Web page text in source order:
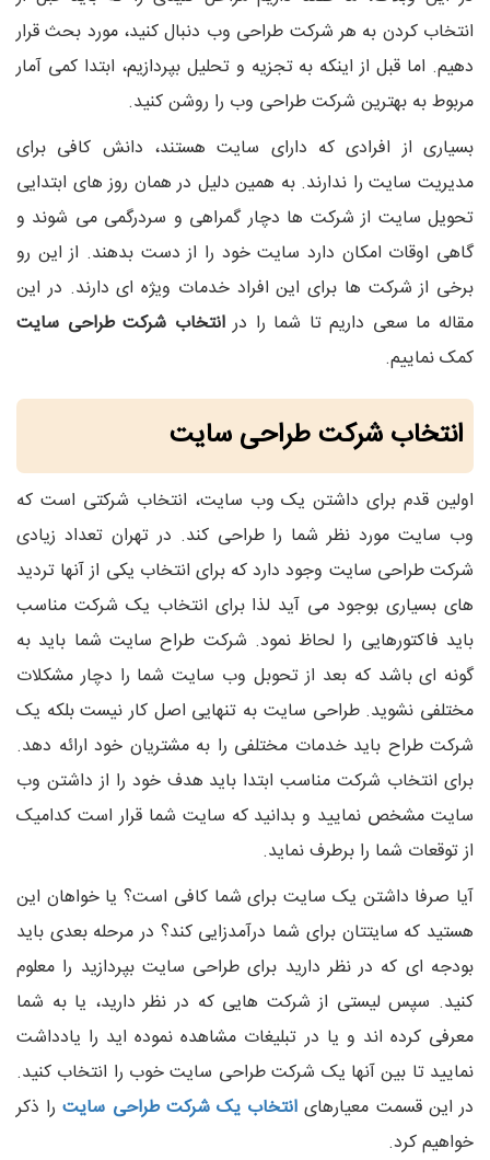
انتخاب کردن به هر شرکت طراحی وب دنبال کنید، مورد بحث قرار
دهیم. اما قبل از اینکه به تجزیه و تحلیل بپردازیم، ابتدا کمی آمار
مربوط به بهترین شرکت طراحی وب را روشن کنید.
بسیاری از افرادی که دارای سایت هستند، دانش کافی برای
مدیریت سایت را ندارند. به همین دلیل در همان روز های ابتدایی
تحویل سایت از شرکت ها دچار گمراهی و سردرگمی می شوند و
گاهی اوقات امکان دارد سایت خود را از دست بدهند. از این رو
برخی از شرکت ها برای این افراد خدمات ویژه ای دارند. در این
مقاله ما سعی داریم تا شما را درانتخاب شرکت طراحی سایت
کمک نماییم.
انتخاب شرکت طراحی سایت
اولین قدم برای داشتن یک وب سایت، انتخاب شرکتی است که
وب سایت مورد نظر شما را طراحی کند. در تهران تعداد زیادی
شرکت طراحی سایت وجود دارد که برای انتخاب یکی از آنها تردید
های بسیاری بوجود می آید لذا برای انتخاب یک شرکت مناسب
باید فاکتورهایی را لحاظ نمود. شرکت طراح سایت شما باید به
گونه ای باشد که بعد از تحوبل وب سایت شما را دچار مشکلات
مختلفی نشوید. طراحی سایت به تنهایی اصل کار نیست بلکه یک
شرکت طراح باید خدمات مختلفی را به مشتریان خود ارائه دهد.
برای انتخاب شرکت مناسب ابتدا باید هدف خود را از داشتن وب
سایت مشخص نمایید و بدانید که سایت شما قرار است کدامیک
از توقعات شما را برطرف نماید.
آیا صرفا داشتن یک سایت برای شما کافی است؟ یا خواهان این
هستید که سایتتان برای شما درآمدزایی کند؟ در مرحله بعدی باید
بودجه ای که در نظر دارید برای طراحی سایت بپردازید را معلوم
کنید. سپس لیستی از شرکت هایی که در نظر دارید، یا به شما
معرفی کرده اند و یا در تبلیغات مشاهده نموده اید را یادداشت
نمایید تا بین آنها یک شرکت طراحی سایت خوب را انتخاب کنید.
در این قسمت معیارهای انتخاب یک شرکت طراحی سایترا ذکر
خواهیم کرد.